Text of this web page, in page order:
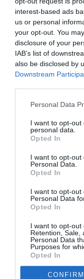
interest-based ads
us or personal
your opt-out. You
disclosure of your
IAB’s list of
also be disclosed by
Downstream
Personal Data
I want to opt-
personal data.
Opted In
I want to opt-out
Personal Data.
Opted In
I want to opt-
Personal Data
Opted In
I want to opt-out
Retention, Sale,
Personal Data
Purposes for
Opted In
CONFIRM